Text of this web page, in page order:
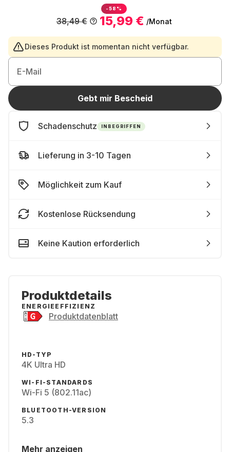
-58%
15,99 € /Monat
38,49 €
Dieses Produkt ist momentan nicht verfügbar.
E-Mail
Gebt mir Bescheid
Schadenschutz INBEGRIFFEN
Lieferung in 3-10 Tagen
Möglichkeit zum Kauf
Kostenlose Rücksendung
Keine Kaution erforderlich
Produktdetails
ENERGIEEFFIZIENZ
Produktdatenblatt
HD-TYP
4K Ultra HD
WI-FI-STANDARDS
Wi-Fi 5 (802.11ac)
BLUETOOTH-VERSION
5.3
Mehr anzeigen